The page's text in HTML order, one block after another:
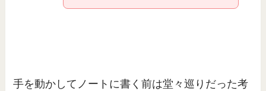
手を動かしてノートに書く前は堂々巡りだった考